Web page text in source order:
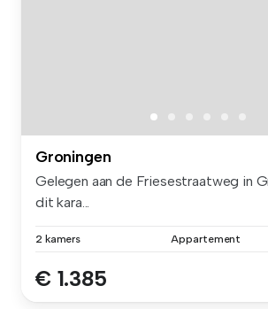
Groningen
Gelegen aan de Friesestraatweg in
dit kara...
2 kamers Appartement
€ 1.385